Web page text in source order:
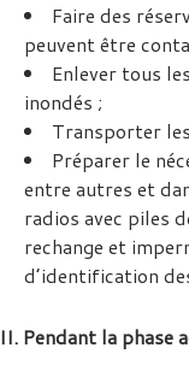
Faire des
peuvent être
Enlever tous
inondés ;
Transporter
Préparer le
entre autres et
radios avec piles
rechange et
d’identification
II. Pendant la phase